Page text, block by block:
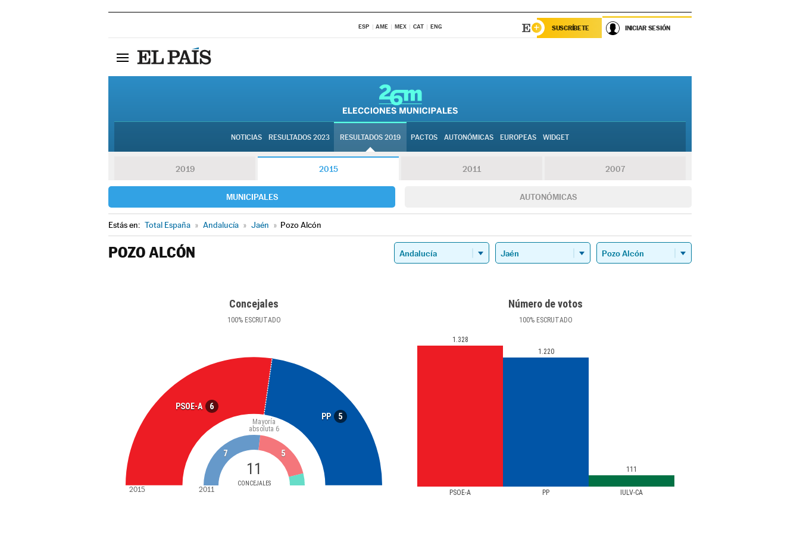
ESP AME MEX CAT ENG SUSCRÍBETE INICIAR SESIÓN
NOTICIAS RESULTADOS 2023 RESULTADOS 2019 PACTOS AUTONÓMICAS EUROPEAS WIDGET
2019 2015 2011 2007
MUNICIPALES AUTONÓMICAS
Estás en: Total España » Andalucía » Jaén » Pozo Alcón
POZO ALCÓN
Concejales
100%ESCRUTADO
PSOE-A 6
PP 5
11
CONCEJALES
Mayoría
absoluta 6
7 5
2015 2011
Número de votos
100%ESCRUTADO
PSOE-A PP IULV-CA
1.328
1.220
111